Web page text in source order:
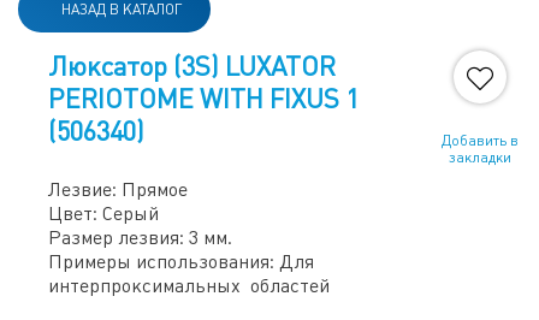
НАЗАД В КАТАЛОГ
Люксатор (3S) LUXATOR
PERIOTOME WITH FIXUS 1
(506340)
Лезвие: Прямое
Цвет: Серый
Размер лезвия: 3 мм.
Примеры использования: Для
интерпроксимальных областей
Добавить в
закладки